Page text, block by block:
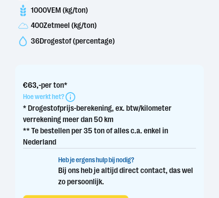
1000VEM (kg/ton)
400Zetmeel (kg/ton)
36Drogestof (percentage)
€63,-per ton*
Hoe werkt het?
* Drogestofprijs-berekening, ex. btw/kilometer
verrekening meer dan 50 km
** Te bestellen per 35 ton of alles c.a. enkel in
Nederland
Heb je ergens hulp bij nodig?
Bij ons heb je altijd direct contact, das wel
zo persoonlijk.